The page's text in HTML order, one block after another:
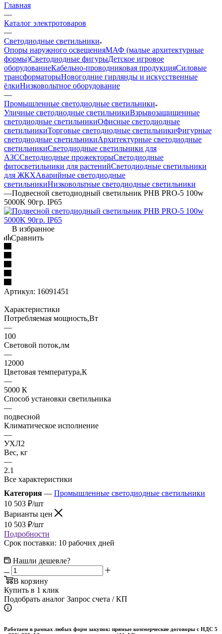
Главная
—
Каталог электротоваров
—
Светодиодные светильники
Опоры наружного освещенияМАФ (малые архитектурные
формы)Светодиодные фигурыДетское игровое
оборудованиеКабельно-проводниковая продукцияСиловые
трансформаторыНовогодние гирлянды и искусственные
ёлкиНизковольтное оборудование
—
Промышленные светодиодные светильники
Уличные светодиодные светильникиВзрывозащищенные
светодиодные светильникиОфисные светодиодные
светильникиТорговые светодиодные светильникиФигурные
светодиодные светильникиАрхитектурные светодиодные
светильникиСветодиодные светильники для
АЗССветодиодные прожекторыСветодиодные
фитосветильники для растенийСветодиодные светильники
для ЖКХАварийные светодиодные
светильникиНизковольтные светодиодные светильники
—Подвесной светодиодный светильник PHB PRO-5 100w
5000K 90гр. IP65
В избранное
Сравнить
Артикул: 16091451
Характеристики
Потребляемая мощность,Вт
—
100
Световой поток,лм
—
12000
Цветовая температура,К
—
5000 К
Способ установки светильника
—
подвесной
Климатическое исполнение
—
УХЛ2
Вес, кг
—
2.1
Все характеристики
Категория — Промышленные светодиодные светильники
10 503 ₽/шт
Варианты цен
10 503 ₽/шт
Подробности
Срок поставки: 10 рабочих дней
Нашли дешевле?
В корзину
Купить в 1 клик
Подобрать аналог Запрос счета / КП
Работаем в рамках любых форм закупок: прямые коммерческие договоры с НДС 5